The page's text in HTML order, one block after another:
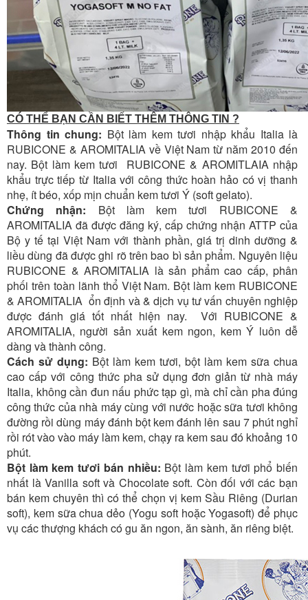
CÓ THỂ BẠN CẦN BIẾT THÊM THÔNG TIN ?
Thông tin chung: Bột làm kem tươi nhập khẩu Italia là
RUBICONE & AROMITALIA về Việt Nam từ năm 2010 đến
nay. Bột làm kem tươi RUBICONE & AROMITLAIA nhập
khẩu trực tiếp từ Italia với công thức hoàn hảo có vị thanh
nhẹ, ít béo, xốp mịn chuẩn kem tươi Ý (soft gelato).
Chứng nhận: Bột làm kem tươi RUBICONE &
AROMITALIA đã được đăng ký, cấp chứng nhận ATTP của
Bộ y tế tại Việt Nam với thành phần, giá trị dinh dưỡng &
liều dùng đã được ghi rõ trên bao bì sản phẩm. Nguyên liệu
RUBICONE & AROMITALIA là sản phẩm cao cấp, phân
phối trên toàn lãnh thổ Việt Nam. Bột làm kem RUBICONE
& AROMITALIA ổn định và & dịch vụ tư vấn chuyên nghiệp
được đánh giá tốt nhất hiện nay. Với RUBICONE &
AROMITALIA, người sản xuất kem ngon, kem Ý luôn dễ
dàng và thành công.
Cách sử dụng: Bột làm kem tươi, bột làm kem sữa chua
cao cấp với công thức pha sử dụng đơn giản từ nhà máy
Italia, không cần đun nấu phức tạp gì, mà chỉ cần pha đúng
công thức của nhà máy cùng với nước hoặc sữa tươi không
đường rồi dùng máy đánh bột kem đánh lên sau 7 phút nghỉ
rồi rót vào vào máy làm kem, chạy ra kem sau đó khoảng 10
phút.
Bột làm kem tươi bán nhiều: Bột làm kem tươi phổ biến
nhất là Vanilla soft và Chocolate soft. Còn đối với các bạn
bán kem chuyên thì có thể chọn vị kem Sầu Riêng (Durian
soft), kem sữa chua dẻo (Yogu soft hoặc Yogasoft) để phục
vụ các thượng khách có gu ăn ngon, ăn sành, ăn riêng biệt.